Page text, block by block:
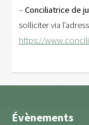
–Conciliatrice de
solliciter via
https://
Évènements